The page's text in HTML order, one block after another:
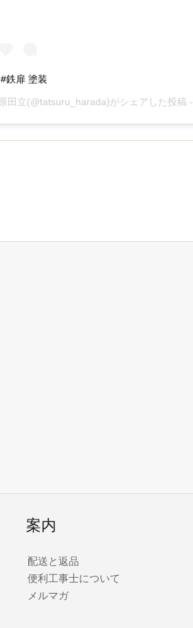
#鉄扉 塗装
原田立(@tatsuru_harada)がシェアした投稿 -
案内
配送と返品
便利工事士について
メルマガ